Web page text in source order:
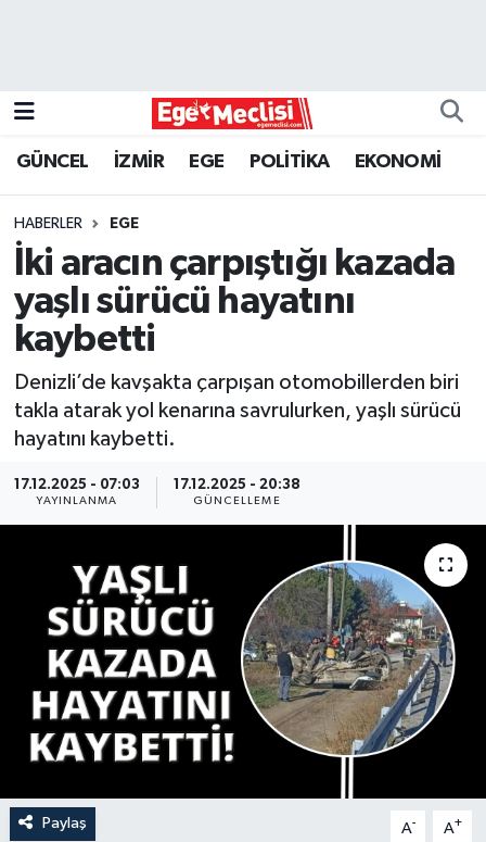
GÜNCEL İZMİR EGE POLİTİKA EKONOMİ
HABERLER EGE
İki aracın çarpıştığı kazada
yaşlı sürücü hayatını
kaybetti
Denizli’de kavşakta çarpışan otomobillerden biri
takla atarak yol kenarına savrulurken, yaşlı sürücü
hayatını kaybetti.
17.12.2025 - 07:03
YAYINLANMA
17.12.2025 - 20:38
GÜNCELLEME
Paylaş A- A+
GÜNCEL
ÖZEL HABER
POLİTİKA
Programlar
YAŞAM